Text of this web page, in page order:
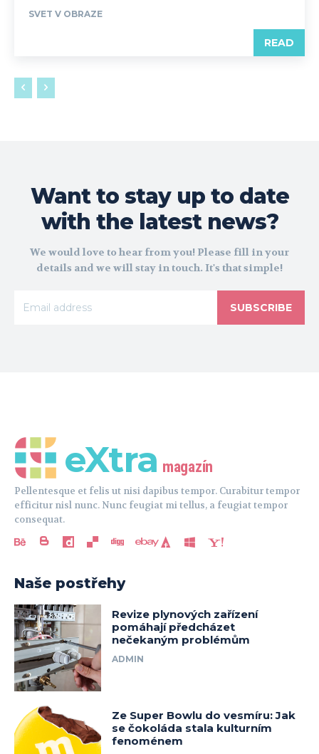
SVET V OBRAZE
READ
Want to stay up to date
with the latest news?
We would love to hear from you! Please fill in your
details and we will stay in touch. It's that simple!
SUBSCRIBE
eXtra magazín
Pellentesque et felis ut nisi dapibus tempor. Curabitur tempor
efficitur nisl nunc. Nunc feugiat mi tellus, a feugiat tempor
consequat.
Naše postřehy
Revize plynových zařízení
pomáhají předcházet
nečekaným problémům
ADMIN
Ze Super Bowlu do vesmíru: Jak
se čokoláda stala kulturním
fenoménem